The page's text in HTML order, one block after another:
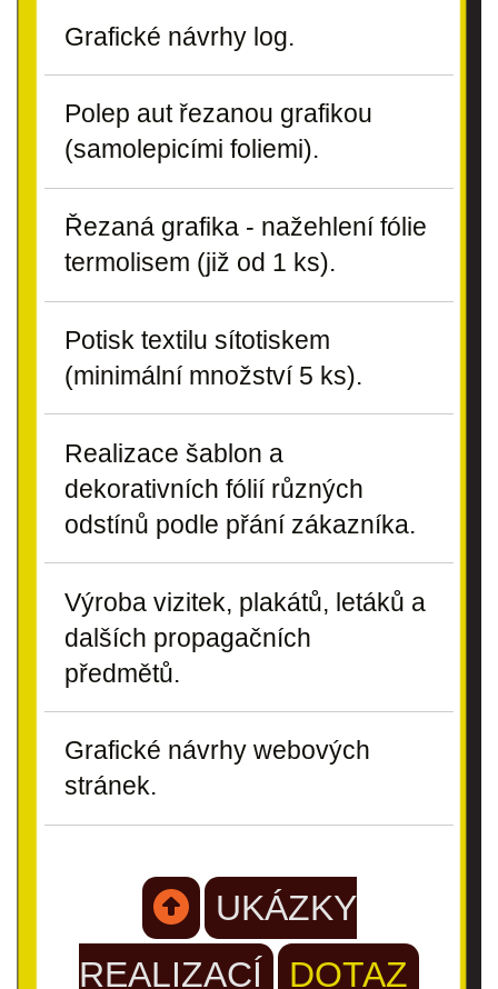
Grafické návrhy log.
Polep aut řezanou grafikou
(samolepicími foliemi).
Řezaná grafika - nažehlení fólie
termolisem (již od 1 ks).
Potisk textilu sítotiskem
(minimální množství 5 ks).
Realizace šablon a
dekorativních fólií různých
odstínů podle přání zákazníka.
Výroba vizitek, plakátů, letáků a
dalších propagačních
předmětů.
Grafické návrhy webových
stránek.
UKÁZKY
REALIZACÍ
DOTAZ